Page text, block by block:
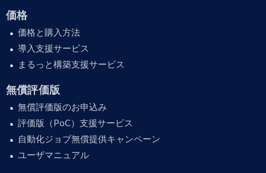
価格
価格と購入方法
導入支援サービス
まるっと構築支援サービス
無償評価版
無償評価版のお申込み
評価版（PoC）支援サービス
自動化ジョブ無償提供キャンペーン
ユーザマニュアル